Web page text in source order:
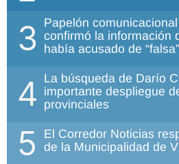
3 Papelón
confirmó la información
había acusado de “falsa”
4 La búsqueda de Darío
importante despliegue
provinciales
5
El Corredor Noticias
de la Municipalidad de